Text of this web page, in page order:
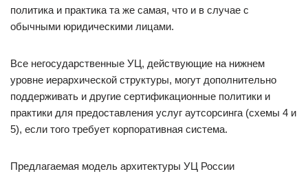
политика и практика та же самая, что и в случае с
обычными юридическими лицами.
Все негосударственные УЦ, действующие на нижнем
уровне иерархической структуры, могут дополнительно
поддерживать и другие сертификационные политики и
практики для предоставления услуг аутсорсинга (схемы 4 и
5), если того требует корпоративная система.
Предлагаемая модель архитектуры УЦ России